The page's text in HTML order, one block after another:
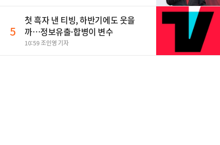
5
첫 흑자 낸 티빙, 하반기에도 웃을
까…정보유출·합병이 변수
10:59 조인영 기자